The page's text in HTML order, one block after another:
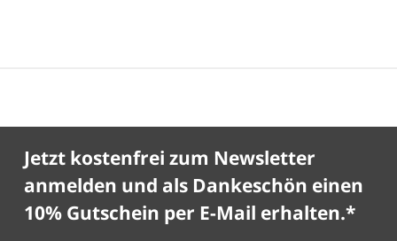
Jetzt kostenfrei zum Newsletter
anmelden und als Dankeschön einen
10% Gutschein per E-Mail erhalten.*